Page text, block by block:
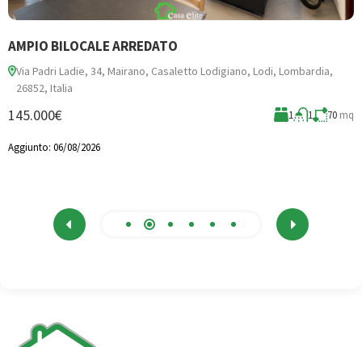
AMPIO BILOCALE ARREDATO
Via Padri Ladie, 34, Mairano, Casaletto Lodigiano, Lodi, Lombardia,
26852, Italia
145.000€ 1 1 70 mq
Aggiunto: 06/08/2026